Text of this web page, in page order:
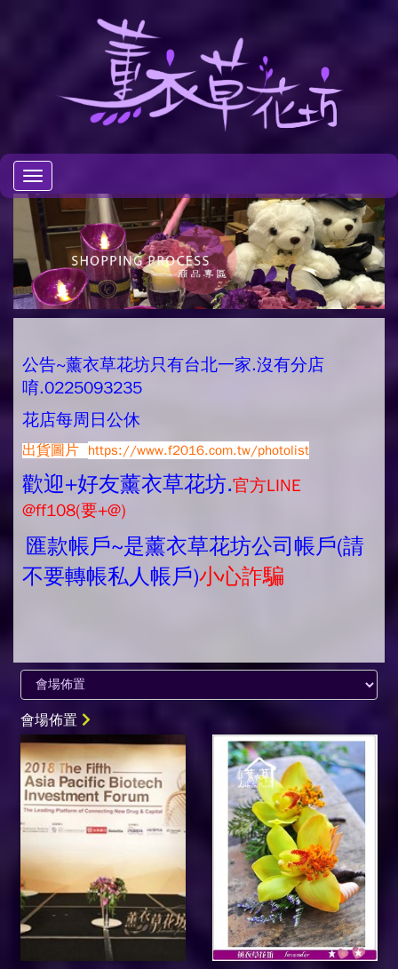
Toggle
navigation
公告~薰衣草花坊只有台北一家.沒有分店
唷.0225093235
花店每周日公休
出貨圖片 https://www.f2016.com.tw/photolist
歡迎+好友薰衣草花坊.官方LINE
@ff108(要+@)
匯款帳戶~是薰衣草花坊公司帳戶(請
不要轉帳私人帳戶)小心詐騙
會場佈置